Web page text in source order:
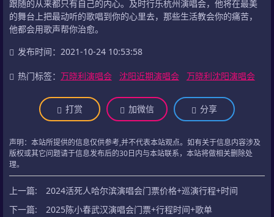
跟随的从来都只有自己的内心。及时行乐杭州演唱会，他将在最美
的舞台上把最动听的歌唱到你的心里去，那些生活教会你的痛苦，
他都会用歌声帮你治愈。
发布时间：2021-10-24 10:53:58
热门标签： 万晓利演唱会 沈阳近期演唱会 万晓利沈阳演唱会
打赏 加微信 分享
声明：本站所提供的信息仅供参考,并不代表本站观点。如有关于信息内容涉及
版权或其它问题请于信息发布后的30日内与本站联系，本站将做相关删除处
理。
上一篇: 2024活死人哈尔滨演唱会门票价格+巡演行程+时间
下一篇: 2025陈小春武汉演唱会门票+行程时间+歌单